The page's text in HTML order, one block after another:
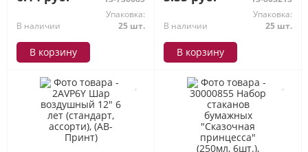
В наличии
Упаковка:
25 шт.
В корзину
В наличии
Упаковка:
25 шт.
В корзину